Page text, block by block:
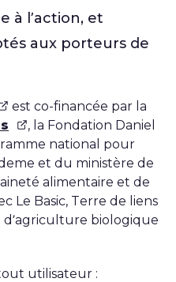
à l’action, et
aux porteurs de
est co-financée par la
, la Fondation Daniel
national pour
et du ministère de
alimentaire et de
Le Basic, Terre de liens
biologique
utilisateur :